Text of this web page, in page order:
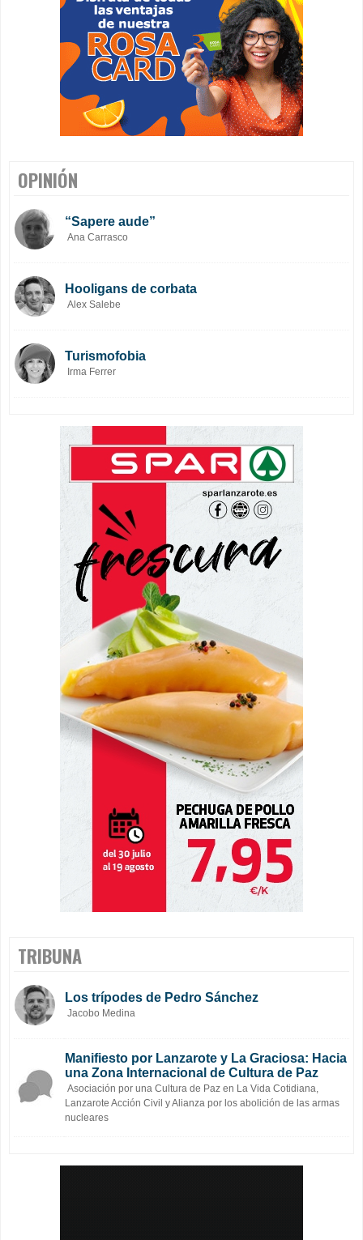
OPINIÓN
“Sapere aude”
Ana Carrasco
Hooligans de corbata
Alex Salebe
Turismofobia
Irma Ferrer
TRIBUNA
Los trípodes de Pedro Sánchez
Jacobo Medina
Manifiesto por Lanzarote y La Graciosa: Hacia
una Zona Internacional de Cultura de Paz
Asociación por una Cultura de Paz en La Vida Cotidiana,
Lanzarote Acción Civil y Alianza por los abolición de las armas
nucleares